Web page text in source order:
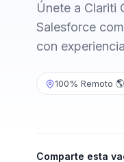
Únete a Clariti
Salesforce
con
100% Remoto 🌎
Comparte esta